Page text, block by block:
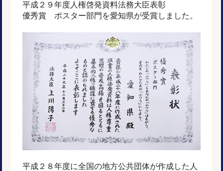
平成２９年度人権啓発資料法務大臣表彰
優秀賞 ポスター部門を愛知県が受賞しました。
平成２８年度に全国の地方公共団体が作成した人